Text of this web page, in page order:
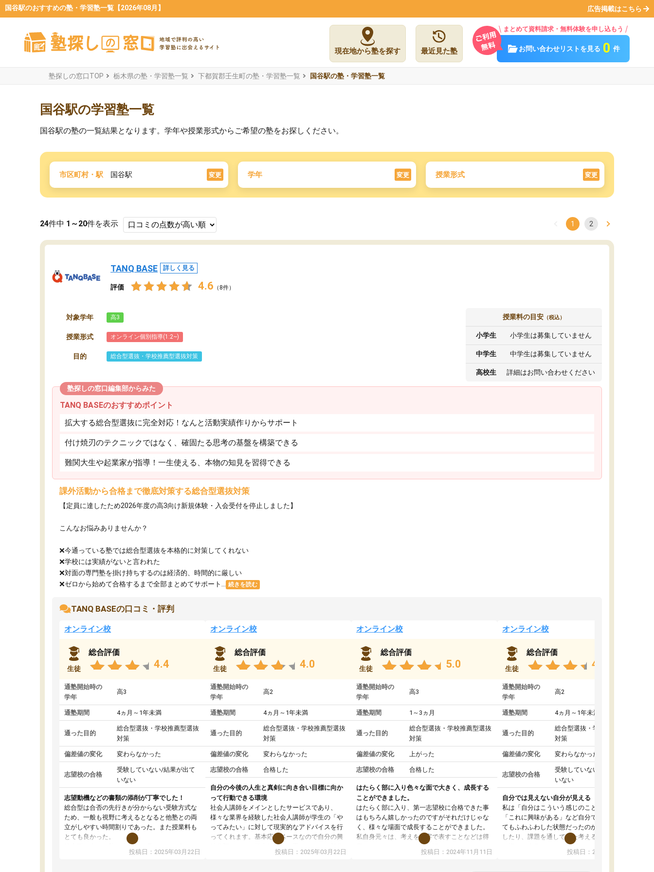
国谷駅のおすすめの塾・学習塾一覧【2026年08月】 広告掲載はこちら
現在地から塾を探す 最近見た塾
まとめて資料請求・無料体験を申し込もう
お問い合わせリストを見る 0 件
塾探しの窓口TOP 栃木県の塾・学習塾一覧 下都賀郡壬生町の塾・学習塾一覧 国谷駅の塾・学習塾一覧
国谷駅の学習塾一覧
国谷駅の塾の一覧結果となります。学年や授業形式からご希望の塾をお探しください。
市区町村・駅 国谷駅 変更 学年 変更 授業形式 変更
24件中 1～20件を表示 1 2
TANQ BASE 詳しく見る
評価 4.6 （8件）
対象学年 高3
授業形式 オンライン個別指導(1:2~)
目的 総合型選抜・学校推薦型選抜対策
授業料の目安 （税込）
小学生 小学生は募集していません
中学生 中学生は募集していません
高校生 詳細はお問い合わせください
塾探しの窓口編集部からみた
TANQ BASEのおすすめポイント
拡大する総合型選抜に完全対応！なんと活動実績作りからサポート
付け焼刃のテクニックではなく、確固たる思考の基盤を構築できる
難関大生や起業家が指導！一生使える、本物の知見を習得できる
課外活動から合格まで徹底対策する総合型選抜対策
【定員に達したため2026年度の高3向け新規体験・入会受付を停止しました】
こんなお悩みありませんか？
❌今通っている塾では総合型選抜を本格的に対策してくれない
❌学校には実績がないと言われた
❌対面の専門塾を掛け持ちするのは経済的、時間的に厳しい
❌ゼロから始めて合格するまで全部まとめてサポート...
続きを読む
TANQ BASEの口コミ・評判
オンライン校
生徒
総合評価
4.4
通塾開始時の
学年
高3
通塾期間 4ヵ月～1年未満
通った目的
総合型選抜・学校推薦型選抜
対策
偏差値の変化 変わらなかった
志望校の合格
受験していない/結果が出て
いない
志望動機などの書類の添削が丁寧でした！
総合型は合否の先行きが分からない受験方式な
ため、一般も視野に考えるとなると他塾との両
立がしやすい時間割りであった。また授業料も
とても良かった。
総合型の多くの塾は大学生が見ることが多い
が、はたらく部総合型コースは大学生の目だけ
投稿日：2025年03月22日
オンライン校
生徒
総合評価
4.0
通塾開始時の
学年
高2
通塾期間 4ヵ月～1年未満
通った目的
総合型選抜・学校推薦型選抜
対策
偏差値の変化 変わらなかった
志望校の合格 合格した
自分の今後の人生と真剣に向き合い目標に向か
って行動できる環境
社会人講師をメインとしたサービスであり、
様々な業界を経験した社会人講師が学生の「や
ってみたい」に対して現実的なアドバイスを行
ってくれます。基本応援ベースなので自分の興
味分野について学生知識では思いつかない部分
まで深ぼる事が出来ます。
投稿日：2025年03月22日
オンライン校
生徒
総合評価
5.0
通塾開始時の
学年
高3
通塾期間 1～3ヵ月
通った目的
総合型選抜・学校推薦型選抜
対策
偏差値の変化 上がった
志望校の合格 合格した
はたらく部に入り色々な面で大きく、成長する
ことができました。
はたらく部に入り、第一志望校に合格できた事
はもちろん嬉しかったのですがそれだけじゃな
く、様々な場面で成長することができました。
私自身元々は、考えを文字で表すことなどは得
意だったのですが、人前で話すことやコミュニ
ケーションをとることが苦手でした。
投稿日：2024年11月11日
オンライン校
生徒
総合評価
4.8
通塾開始時の
学年
高2
通塾期間 4ヵ月～1年未満
通った目的
総合型選抜・学校推薦型選抜
対策
偏差値の変化 変わらなかった
志望校の合格
受験していない/結果が出て
いない
自分では見えない自分が見える
私は「自分はこういう感じのことがしたい」
「これに興味がある」など自分で自己分析をし
てもふわふわした状態だったのが、コーチと話
したり、課題を通してまた考えることで、もっ
と詳しく自分のことが理解できました。いつで
も質問できるので、そこも1つの魅力です。ま
投稿日：2024年10月31日